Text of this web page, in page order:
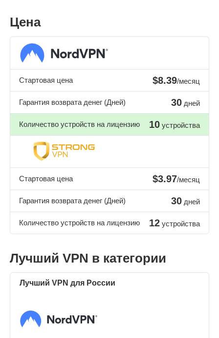
Цена
Стартовая цена $8.39/месяц
Гарантия возврата денег (Дней) 30 дней
Количество устройств на лицензию 10 устройства
Стартовая цена $3.97/месяц
Гарантия возврата денег (Дней) 30 дней
Количество устройств на лицензию 12 устройства
Лучший VPN в категории
Лучший VPN для России